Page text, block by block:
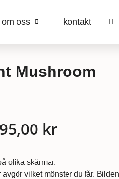
om oss kontakt
Mushroom
kr
olika skärmar.
vilket mönster du får. Bilden